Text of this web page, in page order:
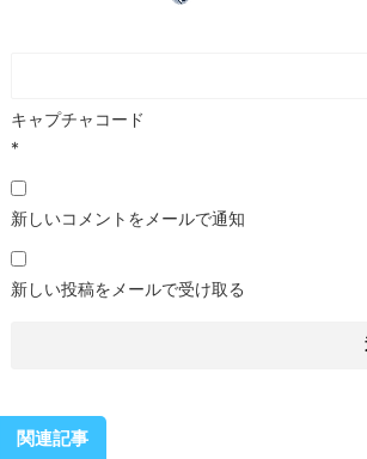
キャプチャコード
*
新しいコメントをメールで通知
新しい投稿をメールで受け取る
関連記事